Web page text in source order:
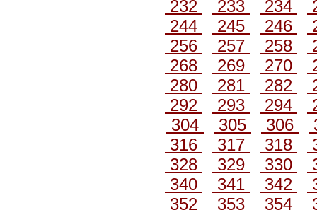
232
233 234
244
245 246
256
257 258
268
269 270
280
281 282
292
293 294
304
305 306
316
317 318
328
329 330
340
341 342
352
353 354